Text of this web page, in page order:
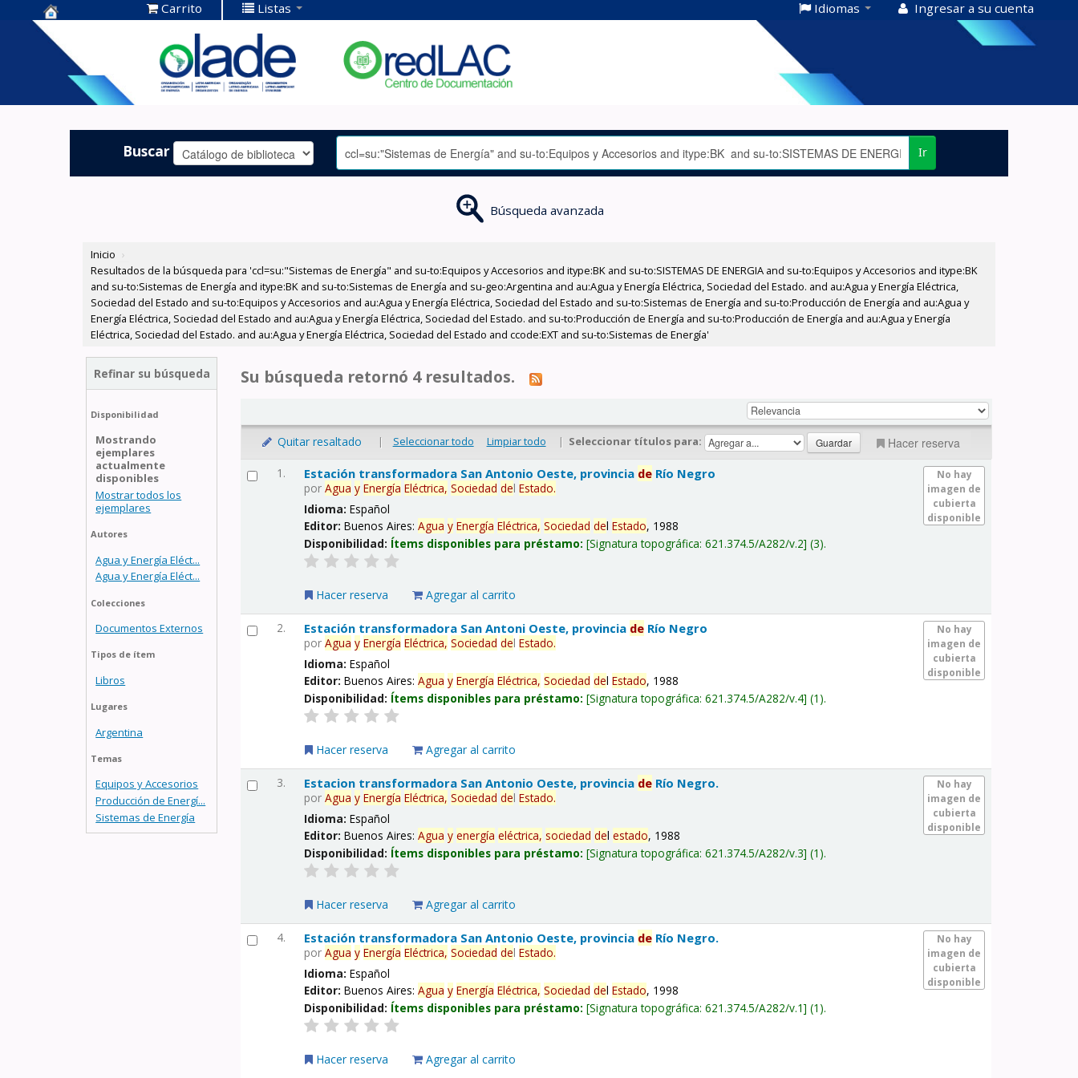
Centro de
Documentación
OLADE -
Carrito Listas Idiomas Ingresar a su cuenta
Buscar Ir
Búsqueda avanzada
Inicio ›
Resultados de la búsqueda para 'ccl=su:"Sistemas de Energía" and su-to:Equipos y Accesorios and itype:BK and su-to:SISTEMAS DE ENERGIA and su-to:Equipos y Accesorios and itype:BK
and su-to:Sistemas de Energía and itype:BK and su-to:Sistemas de Energía and su-geo:Argentina and au:Agua y Energía Eléctrica, Sociedad del Estado. and au:Agua y Energía Eléctrica,
Sociedad del Estado and su-to:Equipos y Accesorios and au:Agua y Energía Eléctrica, Sociedad del Estado and su-to:Sistemas de Energía and su-to:Producción de Energía and au:Agua y
Energía Eléctrica, Sociedad del Estado and au:Agua y Energía Eléctrica, Sociedad del Estado. and su-to:Producción de Energía and su-to:Producción de Energía and au:Agua y Energía
Eléctrica, Sociedad del Estado. and au:Agua y Energía Eléctrica, Sociedad del Estado and ccode:EXT and su-to:Sistemas de Energía'
Refinar su búsqueda
Disponibilidad
Mostrando
ejemplares
actualmente
disponibles
Mostrar todos los
ejemplares
Autores
Agua y Energía Eléct...
Agua y Energía Eléct...
Colecciones
Documentos Externos
Tipos de ítem
Libros
Lugares
Argentina
Temas
Equipos y Accesorios
Producción de Energí...
Sistemas de Energía
Su búsqueda retornó 4 resultados.
Quitar resaltado | Seleccionar todo Limpiar todo | Seleccionar títulos para: Hacer reserva
1.
No hay
imagen de
cubierta
disponible
Estación transformadora San Antonio Oeste, provincia de Río Negro
porAgua y Energía Eléctrica, Sociedad delEstado.
Idioma:Español
Editor:Buenos Aires:Agua y Energía Eléctrica, Sociedad delEstado, 1988
Disponibilidad: Ítems disponibles para préstamo: Signatura topográfica:621.374.5/A282/v.2 (3).
Hacer reserva Agregar al carrito
2.
No hay
imagen de
cubierta
disponible
Estación transformadora San Antoni Oeste, provincia de Río Negro
porAgua y Energía Eléctrica, Sociedad delEstado.
Idioma:Español
Editor:Buenos Aires:Agua y Energía Eléctrica, Sociedad delEstado, 1988
Disponibilidad: Ítems disponibles para préstamo: Signatura topográfica:621.374.5/A282/v.4 (1).
Hacer reserva Agregar al carrito
3.
No hay
imagen de
cubierta
disponible
Estacion transformadora San Antonio Oeste, provincia de Río Negro.
porAgua y Energía Eléctrica, Sociedad delEstado.
Idioma:Español
Editor:Buenos Aires:Agua y energía eléctrica, sociedad delestado, 1988
Disponibilidad: Ítems disponibles para préstamo: Signatura topográfica:621.374.5/A282/v.3 (1).
Hacer reserva Agregar al carrito
4.
No hay
imagen de
cubierta
disponible
Estación transformadora San Antonio Oeste, provincia de Río Negro.
porAgua y Energía Eléctrica, Sociedad delEstado.
Idioma:Español
Editor:Buenos Aires:Agua y Energía Eléctrica, Sociedad delEstado, 1998
Disponibilidad: Ítems disponibles para préstamo: Signatura topográfica:621.374.5/A282/v.1 (1).
Hacer reserva Agregar al carrito